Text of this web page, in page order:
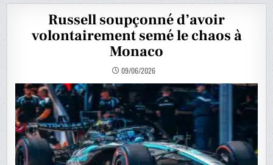
Russell soupçonné d’avoir
volontairement semé le chaos à
Monaco
09/06/2026